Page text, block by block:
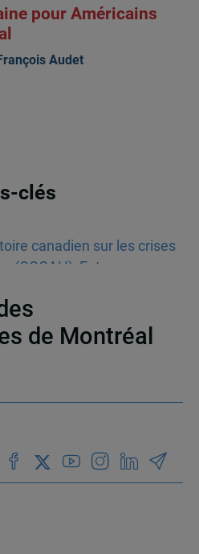
pour Américains
Audet
clés
canadien sur les crises
(OCCAH) Entrevues
de Montréal